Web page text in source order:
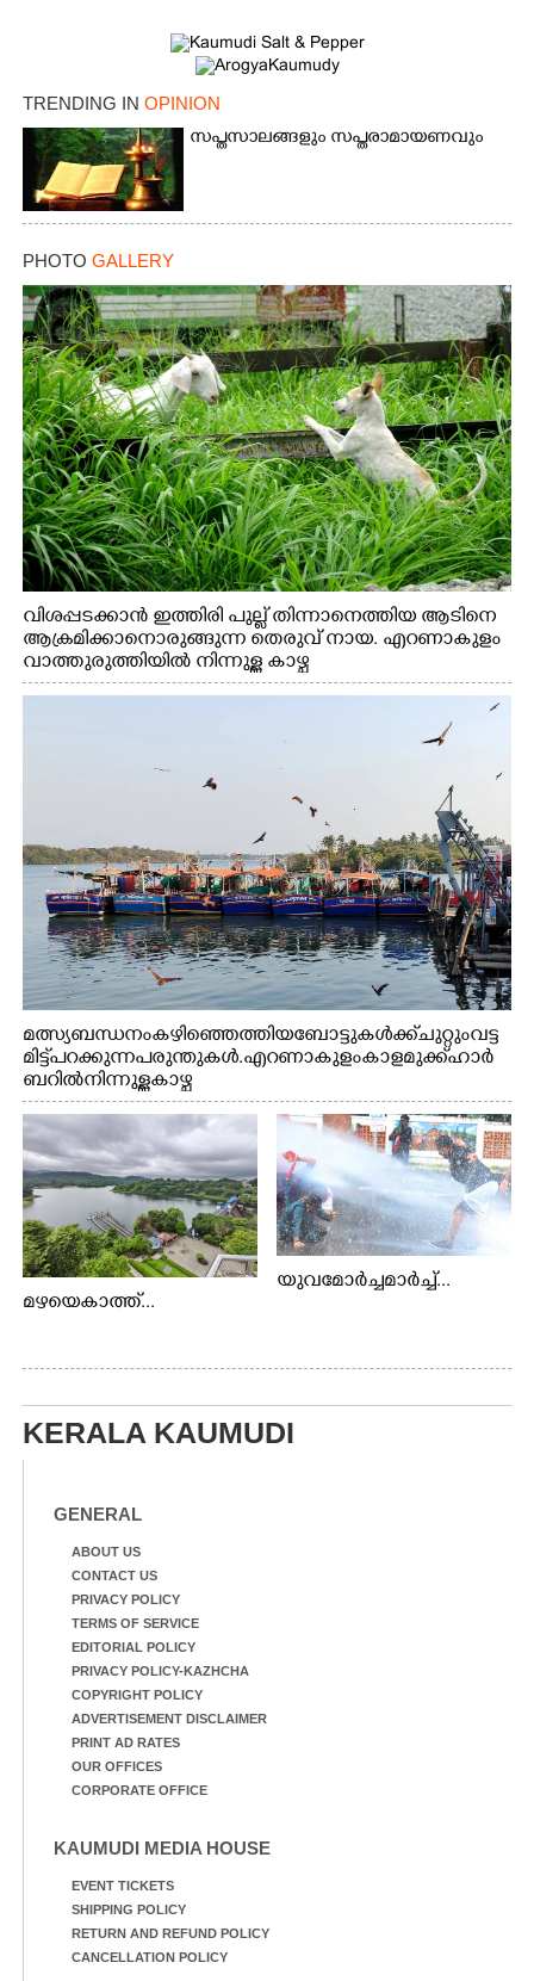
TRENDING IN OPINION
സപ്തസാലങ്ങളും സപ്തരാമായണവും
PHOTO GALLERY
വിശപ്പടക്കാൻ ഇത്തിരി പുല്ല് തിന്നാനെത്തിയ ആടിനെ
ആക്രമിക്കാനൊരുങ്ങുന്ന തെരുവ് നായ. എറണാകുളം
വാത്തുരുത്തിയിൽ നിന്നുള്ള കാഴ്ച
മത്സ്യബന്ധനം കഴിഞ്ഞെത്തിയ ബോട്ടുകൾക്ക് ചുറ്റും വട്ട
മിട്ട് പറക്കുന്ന പരുന്തുകൾ. എറണാകുളം കാളമുക്ക് ഹാർ
ബറിൽ നിന്നുള്ള കാഴ്ച
മഴയെകാത്ത്...
യുവമോർച്ചമാർച്ച്...
KERALA KAUMUDI
GENERAL
ABOUT US
CONTACT US
PRIVACY POLICY
TERMS OF SERVICE
EDITORIAL POLICY
PRIVACY POLICY-KAZHCHA
COPYRIGHT POLICY
ADVERTISEMENT DISCLAIMER
PRINT AD RATES
OUR OFFICES
CORPORATE OFFICE
KAUMUDI MEDIA HOUSE
EVENT TICKETS
SHIPPING POLICY
RETURN AND REFUND POLICY
CANCELLATION POLICY